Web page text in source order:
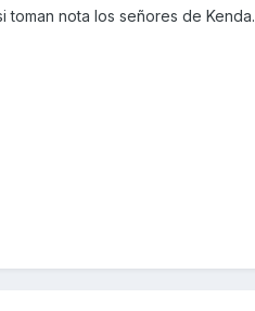
toman nota los señores de Kenda.